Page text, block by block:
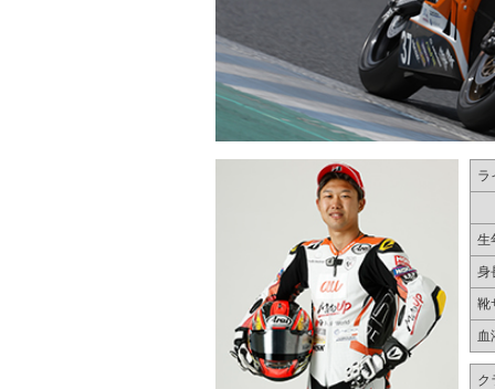
ラ
生
身
靴
血
ク